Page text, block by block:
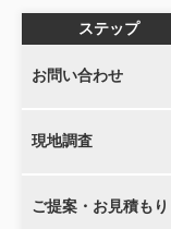
ステップ
お問い合わせ
現地調査
ご提案・お見積もり